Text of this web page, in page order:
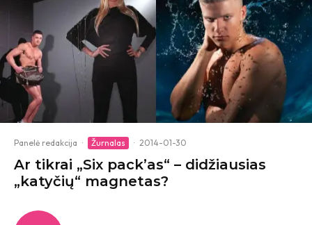
Panelė redakcija · Žurnalas · 2014-01-30
Ar tikrai „Six pack’as“ – didžiausias
„katyčių“ magnetas?